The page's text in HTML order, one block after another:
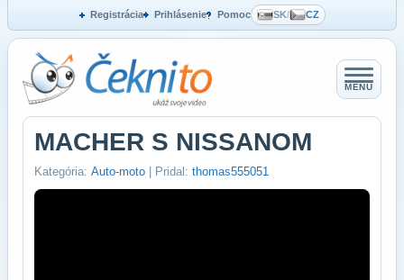
Registrácia Prihlásenie Pomoc SK/ CZ
MENU
MACHER S NISSANOM
Kategória: Auto-moto | Pridal: thomas555051